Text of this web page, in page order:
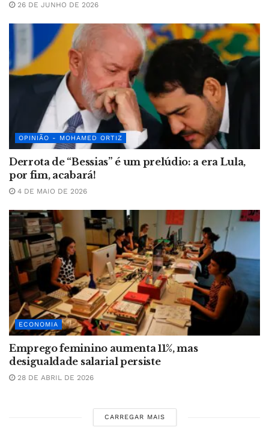
26 DE JUNHO DE 2026
OPINIÃO - MOHAMED ORTIZ
Derrota de “Bessias” é um prelúdio: a era Lula,
por fim, acabará!
4 DE MAIO DE 2026
ECONOMIA
Emprego feminino aumenta 11%, mas
desigualdade salarial persiste
28 DE ABRIL DE 2026
CARREGAR MAIS